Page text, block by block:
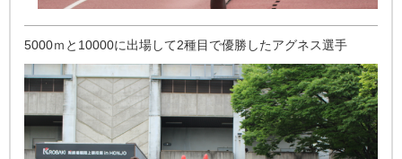
5000ｍと10000に出場して2種目で優勝したアグネス選手